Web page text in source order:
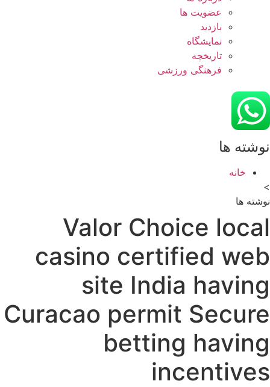
عضویت ها
بازدید
نمایشگاه
تاريخچه
فرهنگی ورزشی
نوشته ها
خانه
>
نوشته ها
Valor Choice local
casino certified web
site India having
Curacao permit Secure
betting having
incentives